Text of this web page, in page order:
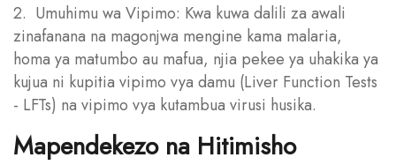
2. Umuhimu wa Vipimo: Kwa kuwa dalili za awali
zinafanana na magonjwa mengine kama malaria,
homa ya matumbo au mafua, njia pekee ya uhakika ya
kujua ni kupitia vipimo vya damu (Liver Function Tests
- LFTs) na vipimo vya kutambua virusi husika.
Mapendekezo na Hitimisho